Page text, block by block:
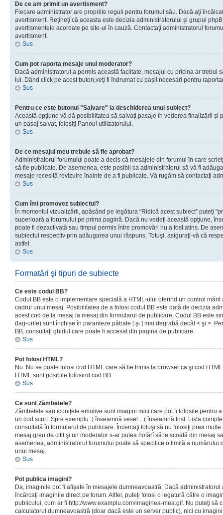
De ce am primit un avertisment?
Fiecare administrator are propriile reguli pentru forumul său. Dacă aţi
avertisment. Reţineţi că aceasta este decizia administratorului şi grupul
avertismentele acordate pe site-ul în cauză. Contactaţi administratorul
avertisment.
Sus
Cum pot raporta mesaje unui moderator?
Dacă administratorul a permis această faclitate, mesajul cu pricina ar trebui
lui. Dând click pe acest buton,veţi fi îndrumat cu paşii necesari pentru
Sus
Pentru ce este butonul "Salvare" la deschiderea unui subiect?
Această opţiune vă dă posibilitatea să salvaţi pasaje în vederea finalizării şi
un pasaj salvat, folosiţi Panoul utilizatorului.
Sus
De ce mesajul meu trebuie să fie aprobat?
Administratorul forumului poate a decis că mesajele din forumul în care
să fie publicate. De asemenea, este posibil ca administratorul să vă fi
mesaje recesită revizuire înainte de a fi publicate. Vă rugăm să contactaţi
Sus
Cum îmi promovez subiectul?
În momentul vizualizării, apăsând pe legătura “Ridică acest subiect” puteţi
superioară a forumului pe prima pagină. Dacă nu vedeţi această opţiune,
poate fi dezactivată sau timpul permis între promovări nu a fost atins. De
subiectul respectiv prin adăugarea unui răspuns. Totuşi, asiguraţi-vă că
astfel.
Sus
Formatări şi tipuri de subiecte
Ce este codul BB?
Codul BB este o implementare specială a HTML-ului oferind un control
cadrul unui mesaj. Posibilitatea de a folosi codul BB este dată de decizia
acest cod de la mesaj la mesaj din formularul de publicare. Codul BB este
(tag-urile) sunt închise în paranteze pătrate [ şi ] mai degrabă decât < şi >.
BB, consultaţi ghidul care poate fi accesat din pagina de publicare.
Sus
Pot folosi HTML?
Nu. Nu se poate folosi cod HTML care să fie trimis la browser ca şi cod
HTML sunt posibile folosind cod BB.
Sus
Ce sunt Zâmbetele?
Zâmbetele sau iconiţele emotive sunt imagini mici care pot fi folosite pentru
un cod scurt. Spre exemplu :) înseamnă vesel , :( înseamnă trist. Lista
consultată în formularul de publicare. Încercaţi totuşi să nu folosiţi prea
mesaj greu de citit şi un moderator s-ar putea hotărî să le scoată din mesaj
asemenea, administratorul forumului poate să specifice o limită a numărului
unui mesaj.
Sus
Pot publica imagini?
Da, imaginile pot fi afişate în mesajele dumneavoastră. Dacă
încărcaţi imaginile direct pe forum. Altfel, puteţi folosi o legatură către o
publicului, cum ar fi http://www.examplu.com/imaginea-mea.gif. Nu puteţi să
calculatorul dumneavoastră (doar dacă este un server public), nici cu